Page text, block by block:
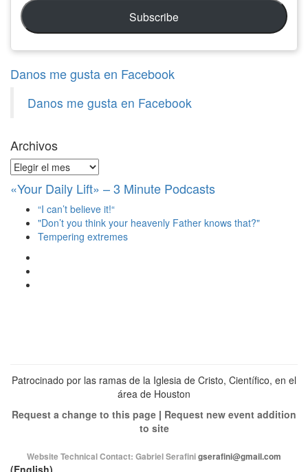
Subscribe
Danos me gusta en Facebook
Danos me gusta en Facebook
Archivos
Archivos
«Your Daily Lift» – 3 Minute Podcasts
“I can’t believe it!“
"Don’t you think your heavenly Father knows that?"
Tempering extremes
Patrocinado por las ramas de la Iglesia de Cristo, Científico, en el
área de Houston
Request a change to this page | Request new event addition
to site
Website Technical Contact: Gabriel Serafinigserafini@gmail.com